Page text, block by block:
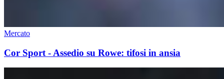
Mercato
Cor Sport - Assedio su Rowe: tifosi in ansia